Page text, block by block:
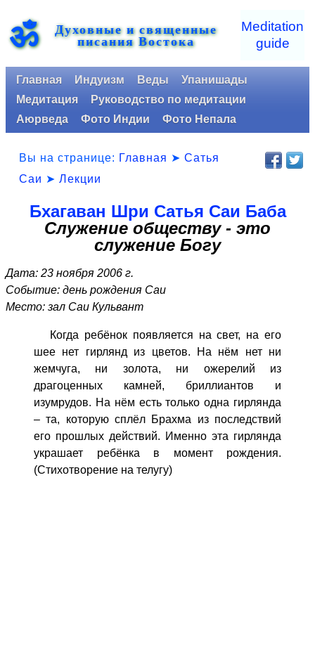
ॐ Духовные и священные
писания Востока
Meditation
guide
Главная Индуизм Веды
Упанишады
Медитация
Руководство по медитации
Аюрведа
Фото Индии Фото Непала
Вы на странице: Главная ➤ Сатья
Саи ➤ Лекции
Бхагаван Шри Сатья Саи Баба
Служение обществу - это
служение Богу
Дата: 23 ноября 2006 г.
Событие: день рождения Саи
Место: зал Саи Кульвант
Когда ребёнок появляется на свет, на его
шее нет гирлянд из цветов. На нём нет ни
жемчуга, ни золота, ни ожерелий из
драгоценных камней, бриллиантов и
изумрудов. На нём есть только одна гирлянда
– та, которую сплёл Брахма из последствий
его прошлых действий. Именно эта гирлянда
украшает ребёнка в момент рождения.
(Стихотворение на телугу)